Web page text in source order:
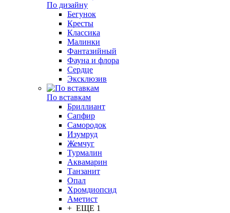
По дизайну
Бегунок
Кресты
Классика
Малинки
Фантазийный
Фауна и флора
Сердце
Эксклюзив
По вставкам
Бриллиант
Сапфир
Самородок
Изумруд
Жемчуг
Турмалин
Аквамарин
Танзанит
Опал
Хромдиопсид
Аметист
+ ЕЩЕ 1